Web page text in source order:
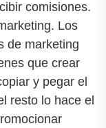
comisiones.
Los
de marketing
que crear
y pegar el
resto lo hace el